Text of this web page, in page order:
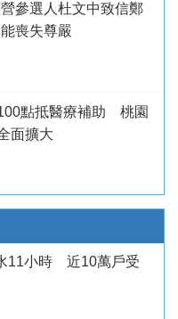
參選人杜文中致信鄭
喪失尊嚴
點抵醫療補助 桃園
面擴大
11小時 近10萬戶受